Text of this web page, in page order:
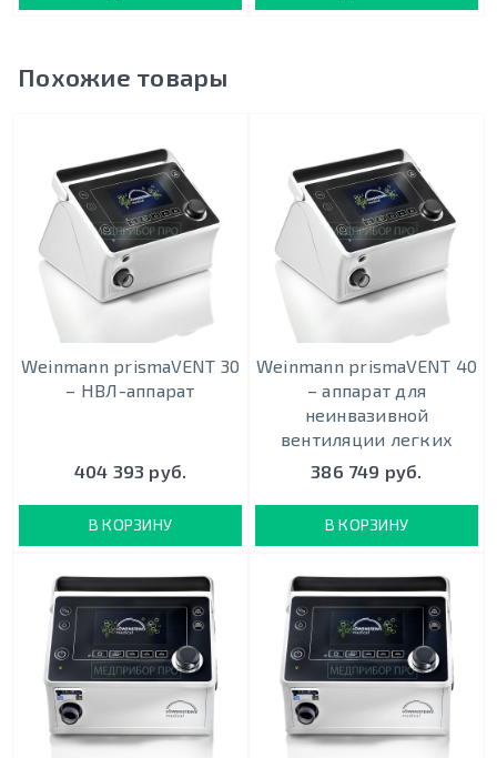
Похожие товары
Weinmann prismaVENT 30
– НВЛ-аппарат
404 393 руб.
В КОРЗИНУ
Weinmann prismaVENT 40
– аппарат для
неинвазивной
вентиляции легких
386 749 руб.
В КОРЗИНУ